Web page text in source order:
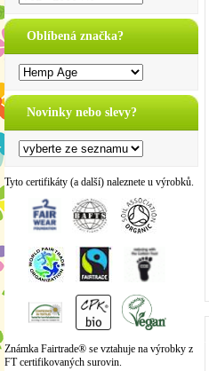
Oblíbená značka?
Novinky nebo slevy?
Tyto certifikáty (a další) naleznete u výrobků.
Známka Fairtrade® se vztahuje na výrobky z
FT certifikovaných surovin.